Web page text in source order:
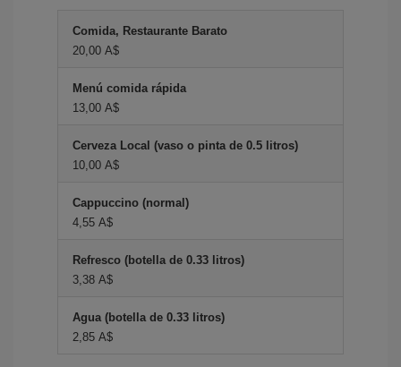
Comida, Restaurante Barato
20,00 A$
Menú comida rápida
13,00 A$
Cerveza Local (vaso o pinta de 0.5 litros)
10,00 A$
Cappuccino (normal)
4,55 A$
Refresco (botella de 0.33 litros)
3,38 A$
Agua (botella de 0.33 litros)
2,85 A$